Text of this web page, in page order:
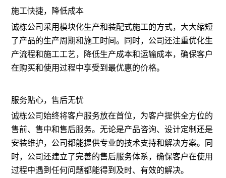
施工快捷，降低成本
诚栋公司采用模块化生产和装配式施工的方式，大大缩短
了产品的生产周期和施工时间。同时，公司还注重优化生
产流程和施工工艺，降低生产成本和运输成本，确保客户
在购买和使用过程中享受到最优惠的价格。
服务贴心，售后无忧
诚栋公司始终将客户服务放在首位，为客户提供全方位的
售前、售中和售后服务。无论是产品咨询、设计定制还是
安装维护，公司都能提供专业的技术支持和解决方案。同
时，公司还建立了完善的售后服务体系，确保客户在使用
过程中遇到任何问题都能得到及时、有效的解决。